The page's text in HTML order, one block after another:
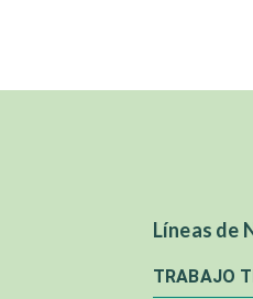
Líneas de
TRABAJO